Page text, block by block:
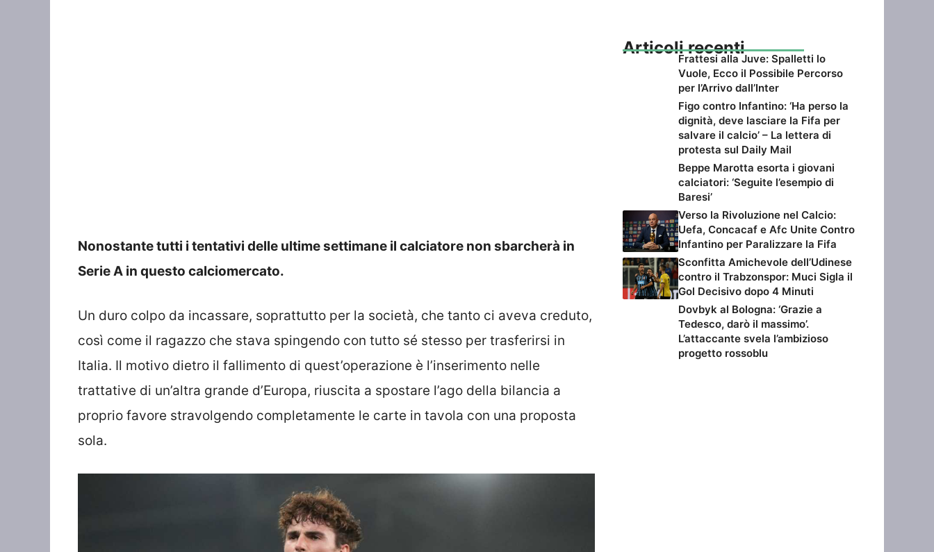
Nonostante tutti i tentativi delle ultime settimane il calciatore non sbarcherà in
Serie A in questo calciomercato.
Un duro colpo da incassare, soprattutto per la società, che tanto ci aveva creduto,
così come il ragazzo che stava spingendo con tutto sé stesso per trasferirsi in
Italia. Il motivo dietro il fallimento di quest’operazione è l’inserimento nelle
trattative di un’altra grande d’Europa, riuscita a spostare l’ago della bilancia a
proprio favore stravolgendo completamente le carte in tavola con una proposta
sola.
Articoli recenti
Frattesi alla Juve: Spalletti lo
Vuole, Ecco il Possibile Percorso
per l’Arrivo dall’Inter
Figo contro Infantino: ‘Ha perso la
dignità, deve lasciare la Fifa per
salvare il calcio’ – La lettera di
protesta sul Daily Mail
Beppe Marotta esorta i giovani
calciatori: ‘Seguite l’esempio di
Baresi’
Verso la Rivoluzione nel Calcio:
Uefa, Concacaf e Afc Unite Contro
Infantino per Paralizzare la Fifa
Sconfitta Amichevole dell’Udinese
contro il Trabzonspor: Muci Sigla il
Gol Decisivo dopo 4 Minuti
Dovbyk al Bologna: ‘Grazie a
Tedesco, darò il massimo’.
L’attaccante svela l’ambizioso
progetto rossoblu